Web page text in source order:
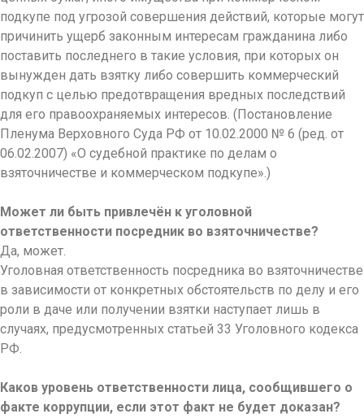
подкупе под угрозой совершения действий, которые могут
причинить ущерб законным интересам гражданина либо
поставить последнего в такие условия, при которых он
вынужден дать взятку либо совершить коммерческий
подкуп с целью предотвращения вредных последствий
для его правоохраняемых интересов. (Постановление
Пленума Верховного Суда РФ от 10.02.2000 № 6 (ред. от
06.02.2007) «О судебной практике по делам о
взяточничестве и коммерческом подкупе».)
Может ли быть привлечён к уголовной
ответственности посредник во взяточничестве?
Да, может.
Уголовная ответственность посредника во взяточничестве
в зависимости от конкретных обстоятельств по делу и его
роли в даче или получении взятки наступает лишь в
случаях, предусмотренных статьей 33 Уголовного кодекса
РФ.
Каков уровень ответственности лица, сообщившего о
факте коррупции, если этот факт не будет доказан?